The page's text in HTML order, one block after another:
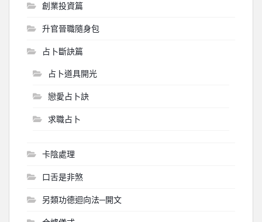
創業投資篇
升官晉職隨身包
占卜斷訣篇
占卜道具開光
戀愛占卜訣
求職占卜
卡陰處理
口舌是非煞
另類功德迴向法─開文